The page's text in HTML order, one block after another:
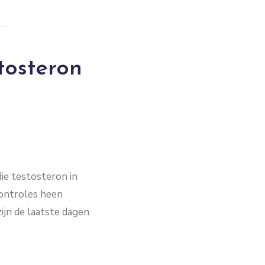
testosteron in
heen
de laatste dagen